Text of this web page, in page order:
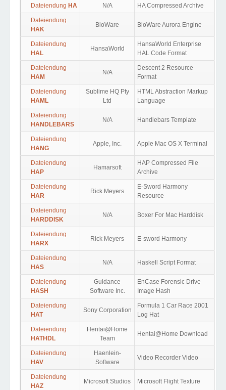
Dateiendung HA N/A HA Compressed Archive
Dateiendung
HAK
BioWare BioWare Aurora Engine
Dateiendung
HAL
HansaWorld
HansaWorld Enterprise
HAL Code Format
Dateiendung
HAM
N/A
Descent 2 Resource
Format
Dateiendung
HAML
Sublime HQ Pty
Ltd
HTML Abstraction Markup
Language
Dateiendung
HANDLEBARS
N/A Handlebars Template
Dateiendung
HANG
Apple, Inc. Apple Mac OS X Terminal
Dateiendung
HAP
Hamarsoft
HAP Compressed File
Archive
Dateiendung
HAR
Rick Meyers
E-Sword Harmony
Resource
Dateiendung
HARDDISK
N/A Boxer For Mac Harddisk
Dateiendung
HARX
Rick Meyers E-sword Harmony
Dateiendung
HAS
N/A Haskell Script Format
Dateiendung
HASH
Guidance
Software Inc.
EnCase Forensic Drive
Image Hash
Dateiendung
HAT
Sony Corporation
Formula 1 Car Race 2001
Log Hat
Dateiendung
HATHDL
Hentai@Home
Team
Hentai@Home Download
Dateiendung
HAV
Haenlein-
Software
Video Recorder Video
Dateiendung
HAZ
Microsoft Studios Microsoft Flight Texture